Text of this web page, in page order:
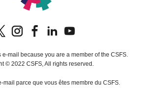
e-mail because you are a member of the CSFS.
© 2022 CSFS, All rights reserved.
mail parce que vous êtes membre du CSFS.